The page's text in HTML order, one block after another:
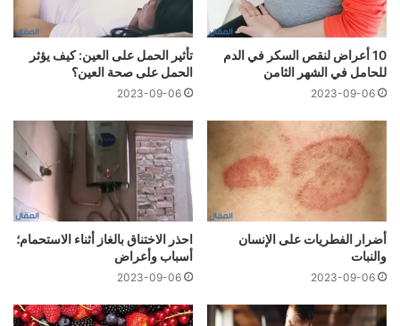
10 أعراض لنقص السكر في الدم
للحامل في الشهر الثامن
2023-09-06
تأثير الحمل على العين: كيف يؤثر
الحمل على صحة العين؟
2023-09-06
أضرار الفطريات على الإنسان
والنبات
2023-09-06
احذر الاختناق بالغاز أثناء الاستحمام؛
أسباب وأعراض
2023-09-06